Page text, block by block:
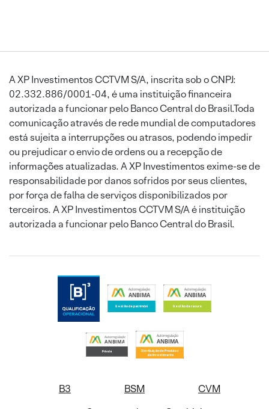
A XP Investimentos CCTVM S/A, inscrita sob o CNPJ:
02.332.886/0001-04, é uma instituição financeira
autorizada a funcionar pelo Banco Central do Brasil.Toda
comunicação através de rede mundial de computadores
está sujeita a interrupções ou atrasos, podendo impedir
ou prejudicar o envio de ordens ou a recepção de
informações atualizadas. A XP Investimentos exime-se de
responsabilidade por danos sofridos por seus clientes,
por força de falha de serviços disponibilizados por
terceiros. A XP Investimentos CCTVM S/A é instituição
autorizada a funcionar pelo Banco Central do Brasil.
B3 BSM
CVM